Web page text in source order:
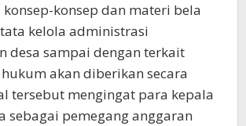
konsep-konsep dan materi bela
kelola administrasi
desa sampai dengan terkait
akan diberikan secara
tersebut mengingat para kepala
sebagai pemegang anggaran